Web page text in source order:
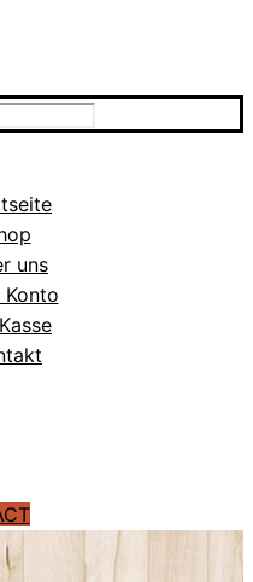
uns
Konto